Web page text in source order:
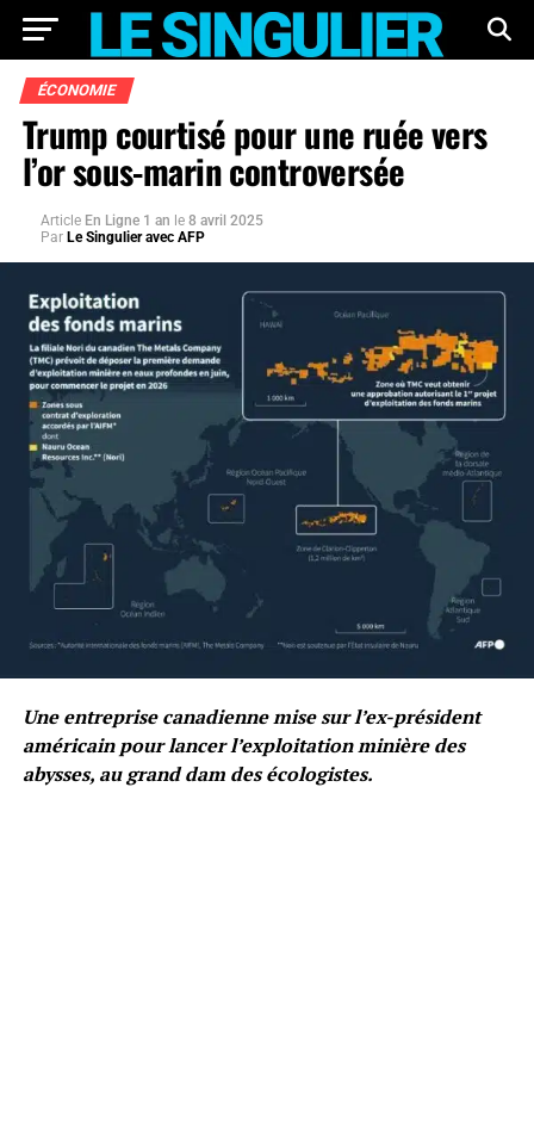
ÉCONOMIE
Trump courtisé pour une ruée vers
l’or sous-marin controversée
Article En Ligne 1 an le 8 avril 2025
Par Le Singulier avec AFP
Une entreprise canadienne mise sur l’ex-président
américain pour lancer l’exploitation minière des
abysses, au grand dam des écologistes.